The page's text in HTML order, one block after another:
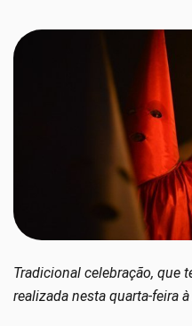
Tradicional celebração, que
realizada nesta quarta-feira